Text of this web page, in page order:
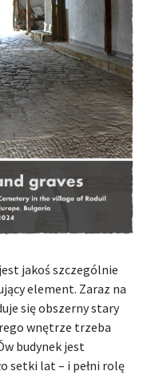
jakoś szczególnie
element. Zaraz na
się obszerny stary
wnętrze trzeba
budynek jest
setki lat – i pełni rolę